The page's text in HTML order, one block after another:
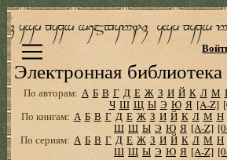
Электронная
По авторам: А Б В Г Д Е Ж З И Й К Л М
Ч Ш Щ Ы Э Ю Я [A-Z]
По книгам: А Б В Г Д Е Ж З И Й К Л М Н
Ш Щ Ы Э Ю Я [A-Z]
По сериям: А Б В Г Д Е Ж З И Й К Л М Н
Ш Щ Ы Э Ю Я [A-Z]